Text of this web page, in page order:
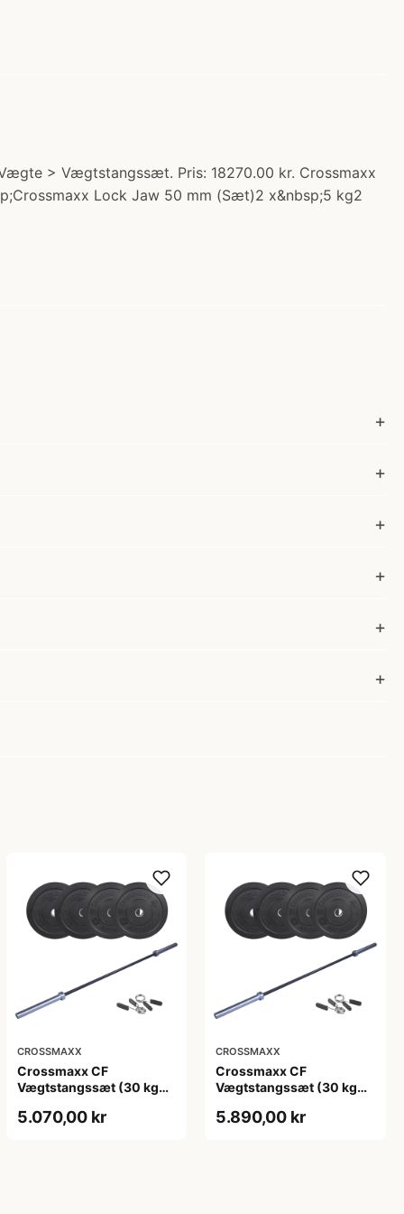
> Vægtstangssæt. Pris: 18270.00 kr. Crossmaxx
Lock Jaw 50 mm (Sæt)2 x&nbsp;5 kg2
CROSSMAXX
Crossmaxx CF
Vægtstangssæt (30 kg
vægtstang). Perfekt til
5.070,00 kr
CROSSMAXX
Crossmaxx CF
Vægtstangssæt (30 kg
vægtstang). Perfekt til
5.890,00 kr